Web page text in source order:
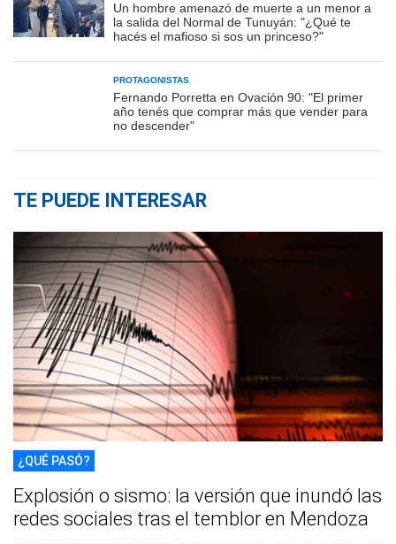
Un hombre amenazó de muerte a un menor a
la salida del Normal de Tunuyán: "¿Qué te
hacés el mafioso si sos un princeso?"
PROTAGONISTAS
Fernando Porretta en Ovación 90: "El primer
año tenés que comprar más que vender para
no descender"
TE PUEDE INTERESAR
¿QUÉ PASÓ?
Explosión o sismo: la versión que inundó las
redes sociales tras el temblor en Mendoza